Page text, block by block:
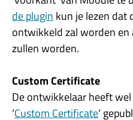
de plugin kun je lezen dat
ontwikkeld zal worden en
zullen worden.
Custom Certificate
De ontwikkelaar heeft
‘Custom Certificate‘